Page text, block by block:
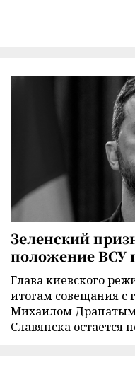
Зеленский
положение ВСУ
Глава киевского
итогам совещания
Михаилом Драпатым
Славянска остается